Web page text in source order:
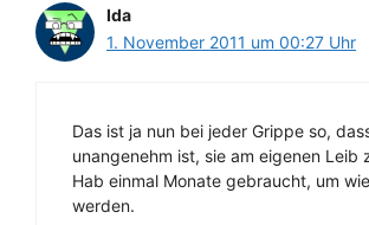
Ida
1. November 2011 um 00:27 Uhr
Das ist ja nun bei jeder Grippe so,
unangenehm ist, sie am eigenen Leib
Hab einmal Monate gebraucht, um
werden.